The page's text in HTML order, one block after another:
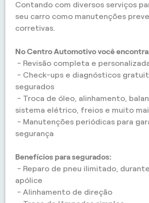
Contando com diversos serviços
seu carro como manutenções
corretivas.
No Centro Automotivo você
- Revisão completa e
- Check-ups e diagnósticos
segurados
- Troca de óleo, alinhamento,
sistema elétrico, freios e muito
- Manutenções periódicas para
segurança
Benefícios para segurados:
- Reparo de pneu ilimitado,
apólice
- Alinhamento de direção